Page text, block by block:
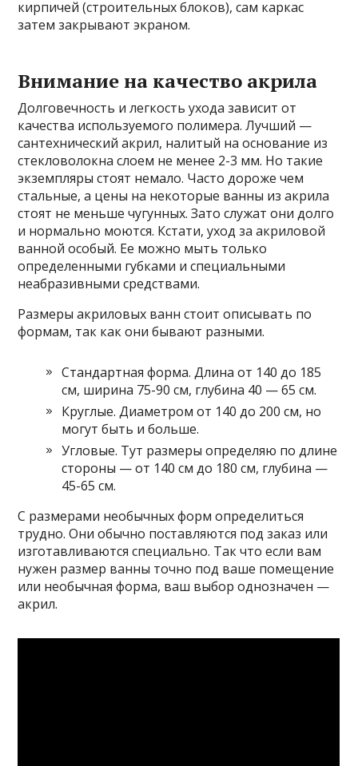
кирпичей (строительных блоков), сам каркас
затем закрывают экраном.
Внимание на качество акрила
Долговечность и легкость ухода зависит от
качества используемого полимера. Лучший —
сантехнический акрил, налитый на основание из
стекловолокна слоем не менее 2-3 мм. Но такие
экземпляры стоят немало. Часто дороже чем
стальные, а цены на некоторые ванны из акрила
стоят не меньше чугунных. Зато служат они долго
и нормально моются. Кстати, уход за акриловой
ванной особый. Ее можно мыть только
определенными губками и специальными
неабразивными средствами.
Размеры акриловых ванн стоит описывать по
формам, так как они бывают разными.
Стандартная форма. Длина от 140 до 185
см, ширина 75-90 см, глубина 40 — 65 см.
Круглые. Диаметром от 140 до 200 см, но
могут быть и больше.
Угловые. Тут размеры определяю по длине
стороны — от 140 см до 180 см, глубина —
45-65 см.
С размерами необычных форм определиться
трудно. Они обычно поставляются под заказ или
изготавливаются специально. Так что если вам
нужен размер ванны точно под ваше помещение
или необычная форма, ваш выбор однозначен —
акрил.